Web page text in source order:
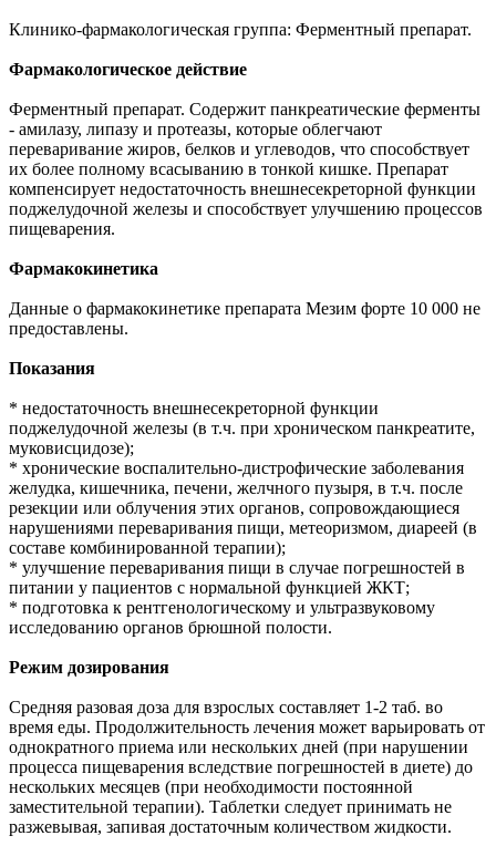
Клинико-фармакологическая группа: Ферментный препарат.
Фармакологическое действие
Ферментный препарат. Содержит панкреатические ферменты
- амилазу, липазу и протеазы, которые облегчают
переваривание жиров, белков и углеводов, что способствует
их более полному всасыванию в тонкой кишке. Препарат
компенсирует недостаточность внешнесекреторной функции
поджелудочной железы и способствует улучшению процессов
пищеварения.
Фармакокинетика
Данные о фармакокинетике препарата Мезим форте 10 000 не
предоставлены.
Показания
* недостаточность внешнесекреторной функции
поджелудочной железы (в т.ч. при хроническом панкреатите,
муковисцидозе);
* хронические воспалительно-дистрофические заболевания
желудка, кишечника, печени, желчного пузыря, в т.ч. после
резекции или облучения этих органов, сопровождающиеся
нарушениями переваривания пищи, метеоризмом, диареей (в
составе комбинированной терапии);
* улучшение переваривания пищи в случае погрешностей в
питании у пациентов с нормальной функцией ЖКТ;
* подготовка к рентгенологическому и ультразвуковому
исследованию органов брюшной полости.
Режим дозирования
Средняя разовая доза для взрослых составляет 1-2 таб. во
время еды. Продолжительность лечения может варьировать от
однократного приема или нескольких дней (при нарушении
процесса пищеварения вследствие погрешностей в диете) до
нескольких месяцев (при необходимости постоянной
заместительной терапии). Таблетки следует принимать не
разжевывая, запивая достаточным количеством жидкости.